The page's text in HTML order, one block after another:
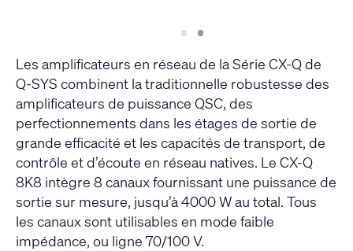
Slide
1 Slide
2
Les amplificateurs en réseau de la Série CX-Q de
Q-SYS combinent la traditionnelle robustesse des
amplificateurs de puissance QSC, des
perfectionnements dans les étages de sortie de
grande efficacité et les capacités de transport, de
contrôle et d’écoute en réseau natives. Le CX-Q
8K8 intègre 8 canaux fournissant une puissance de
sortie sur mesure, jusqu’à 4000 W au total. Tous
les canaux sont utilisables en mode faible
impédance, ou ligne 70/100 V.